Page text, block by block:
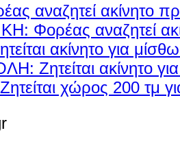
αναζητεί ακίνητο
Φορέας αναζητεί
ακίνητο για
Ζητείται ακίνητο
χώρος 200 τμ